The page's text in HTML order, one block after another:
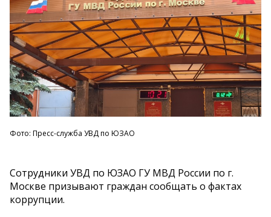
Фото: Пресс-служба УВД по ЮЗАО
Сотрудники УВД по ЮЗАО ГУ МВД России по г.
Москве призывают граждан сообщать о фактах
коррупции.